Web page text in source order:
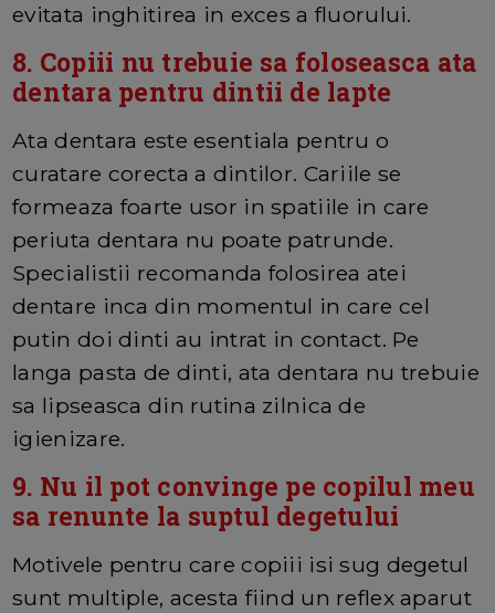
evitata inghitirea in exces a fluorului.
8. Copiii nu trebuie sa foloseasca ata
dentara pentru dintii de lapte
Ata dentara este esentiala pentru o
curatare corecta a dintilor. Cariile se
formeaza foarte usor in spatiile in care
periuta dentara nu poate patrunde.
Specialistii recomanda folosirea atei
dentare inca din momentul in care cel
putin doi dinti au intrat in contact. Pe
langa pasta de dinti, ata dentara nu trebuie
sa lipseasca din rutina zilnica de
igienizare.
9. Nu il pot convinge pe copilul meu
sa renunte la suptul degetului
Motivele pentru care copiii isi sug degetul
sunt multiple, acesta fiind un reflex aparut